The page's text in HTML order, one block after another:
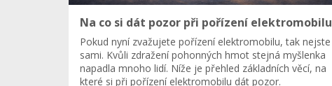
Na co si dát pozor při pořízení elektromobilu
Pokud nyní zvažujete pořízení elektromobilu, tak nejste
sami. Kvůli zdražení pohonných hmot stejná myšlenka
napadla mnoho lidí. Níže je přehled základních věcí, na
které si při pořízení elektromobilu dát pozor.